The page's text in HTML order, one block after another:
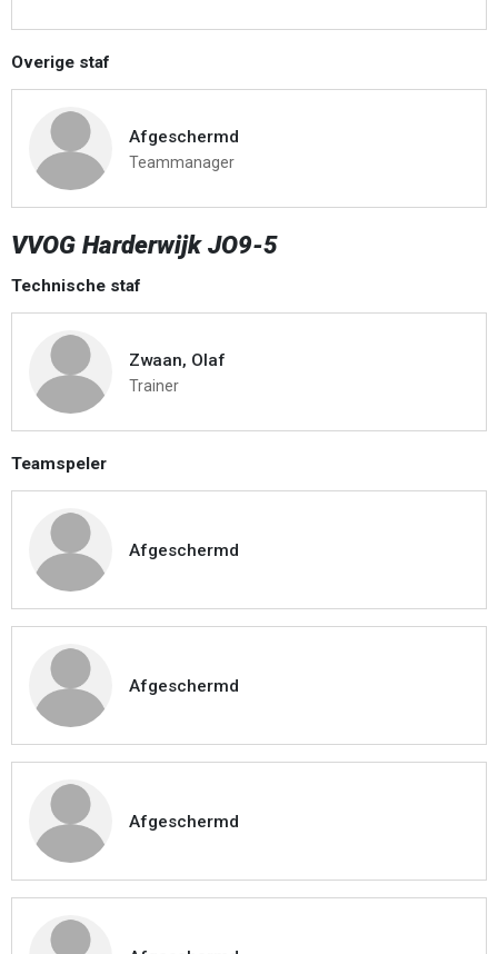
Overige staf
Afgeschermd
Teammanager
VVOG Harderwijk JO9-5
Technische staf
Zwaan, Olaf
Trainer
Teamspeler
Afgeschermd
Afgeschermd
Afgeschermd